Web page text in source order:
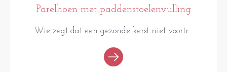
Parelhoen met paddenstoelenvulling
Wie zegt dat een gezonde kerst niet voortr...